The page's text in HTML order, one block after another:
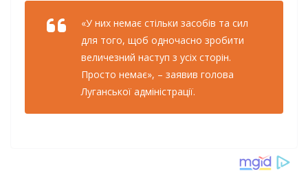
«У них немає стільки засобів та сил
для того, щоб одночасно зробити
величезний наступ з усіх сторін.
Просто немає», – заявив голова
Луганської адміністрації.